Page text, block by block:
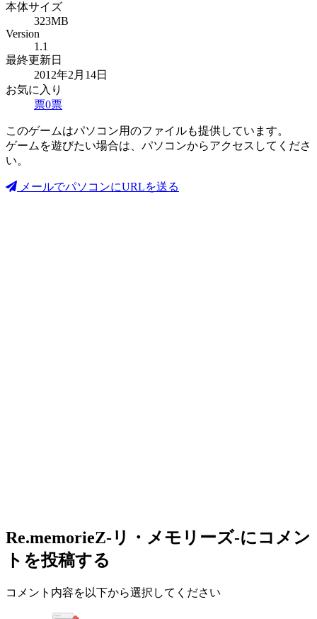
本体サイズ
323MB
Version
1.1
最終更新日
2012年2月14日
お気に入り
票0票
このゲームはパソコン用のファイルも提供しています。
ゲームを遊びたい場合は、パソコンからアクセスしてくださ
い。
メールでパソコンにURLを送る
Re.memorieZ-リ・メモリーズ-にコメン
トを投稿する
コメント内容を以下から選択してください